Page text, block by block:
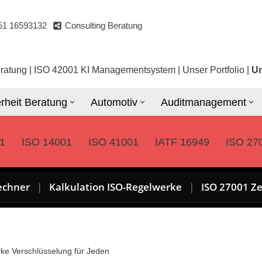
16593132 Consulting Beratung
ISO 42001 KI Managementsystem Unser Portfolio
Beratung Automotiv Auditmanagement
ISO 14001 ISO 41001 IATF 16949 ISO
| Kalkulation ISO-Regelwerke | ISO 27001
Verschlüsselung für Jeden